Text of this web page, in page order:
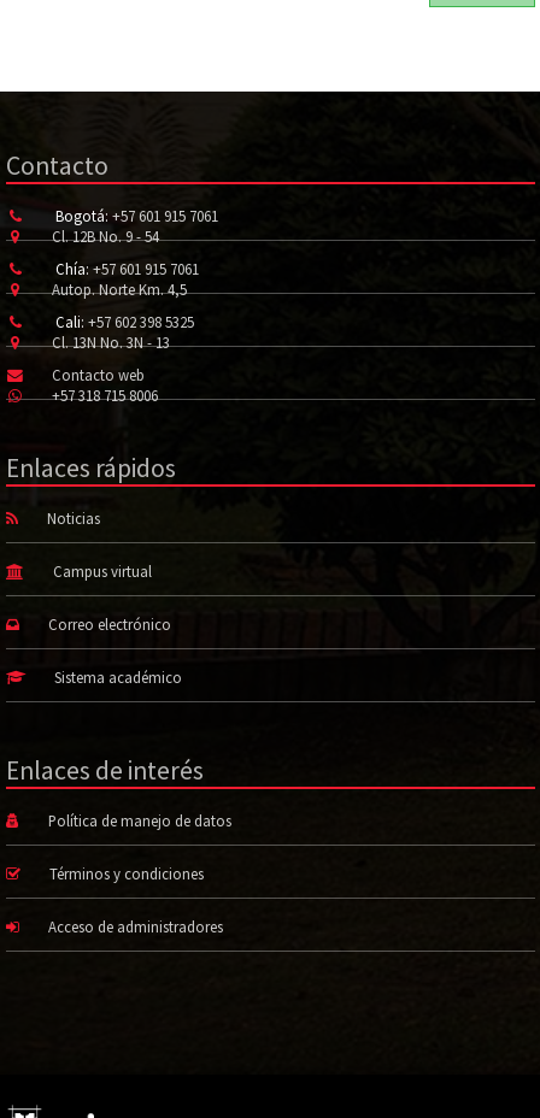
Contacto
Bogotá: +57 601 915 7061
Cl. 12B No. 9 - 54
Chía: +57 601 915 7061
Autop. Norte Km. 4,5
Cali: +57 602 398 5325
Cl. 13N No. 3N - 13
Contacto web
+57 318 715 8006
Enlaces rápidos
Noticias
Campus virtual
Correo electrónico
Sistema académico
Enlaces de interés
Política de manejo de datos
Términos y condiciones
Acceso de administradores